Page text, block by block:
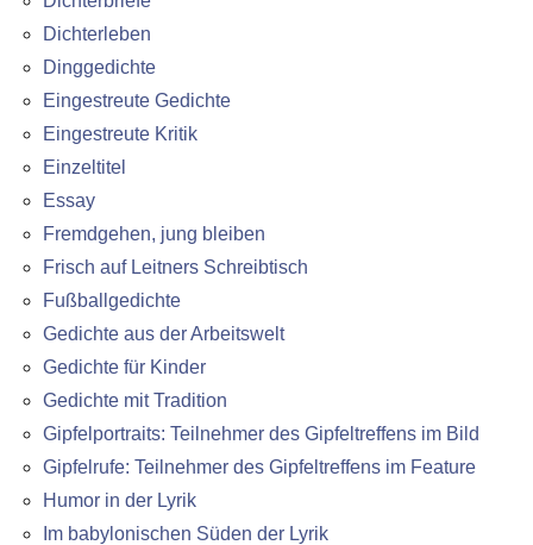
Dichterleben
Dinggedichte
Eingestreute Gedichte
Eingestreute Kritik
Einzeltitel
Essay
Fremdgehen, jung bleiben
Frisch auf Leitners Schreibtisch
Fußballgedichte
Gedichte aus der Arbeitswelt
Gedichte für Kinder
Gedichte mit Tradition
Gipfelportraits: Teilnehmer des Gipfeltreffens im Bild
Gipfelrufe: Teilnehmer des Gipfeltreffens im Feature
Humor in der Lyrik
Im babylonischen Süden der Lyrik